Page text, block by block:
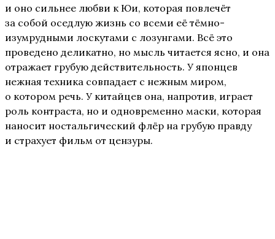
и оно сильнее любви к Юи, которая повлечёт
за собой оседлую жизнь со всеми её тёмно-
изумрудными лоскутами с лозунгами. Всё это
проведено деликатно, но мысль читается ясно, и она
отражает грубую действительность. У японцев
нежная техника совпадает с нежным миром,
о котором речь. У китайцев она, напротив, играет
роль контраста, но и одновременно маски, которая
наносит ностальгический флёр на грубую правду
и страхует фильм от цензуры.